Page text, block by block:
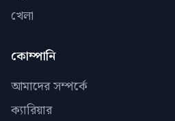
খেলা
কোম্পানি
আমাদের সম্পর্কে
ক্যারিয়ার